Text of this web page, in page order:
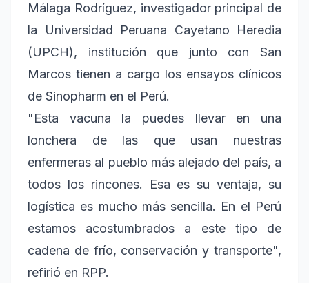
Málaga Rodríguez, investigador principal de
la Universidad Peruana Cayetano Heredia
(UPCH), institución que junto con San
Marcos tienen a cargo los ensayos clínicos
de Sinopharm en el Perú.
"Esta vacuna la puedes llevar en una
lonchera de las que usan nuestras
enfermeras al pueblo más alejado del país, a
todos los rincones. Esa es su ventaja, su
logística es mucho más sencilla. En el Perú
estamos acostumbrados a este tipo de
cadena de frío, conservación y transporte",
refirió en RPP.